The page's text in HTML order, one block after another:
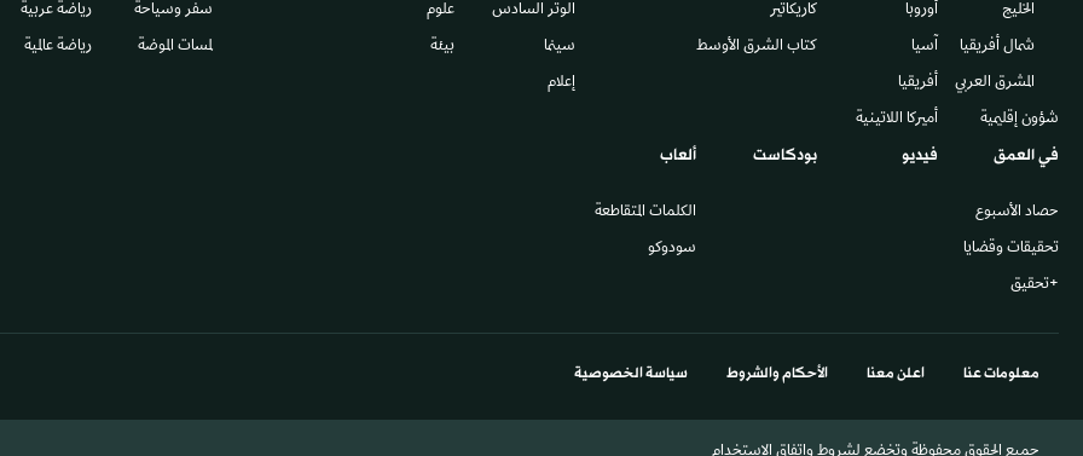
الخليج
شمال أفريقيا
المشرق العربي
شؤون إقليمية
أوروبا
آسيا
أفريقيا
أميركا اللاتينية
كاريكاتير
كتاب الشرق الأوسط
الوتر السادس​
سينما
إعلام
علوم
بيئة
سفر وسياحة
لمسات الموضة
رياضة عربية
رياضة عالمية
في العمق
حصاد الأسبوع
تحقيقات وقضايا
+تحقيق
فيديو بودكاست ألعاب
الكلمات المتقاطعة
سودوكو
معلومات عنا اعلن معنا الأحكام والشروط سياسة الخصوصية
جميع الحقوق محفوظة وتخضع لشروط واتفاق الاستخدام